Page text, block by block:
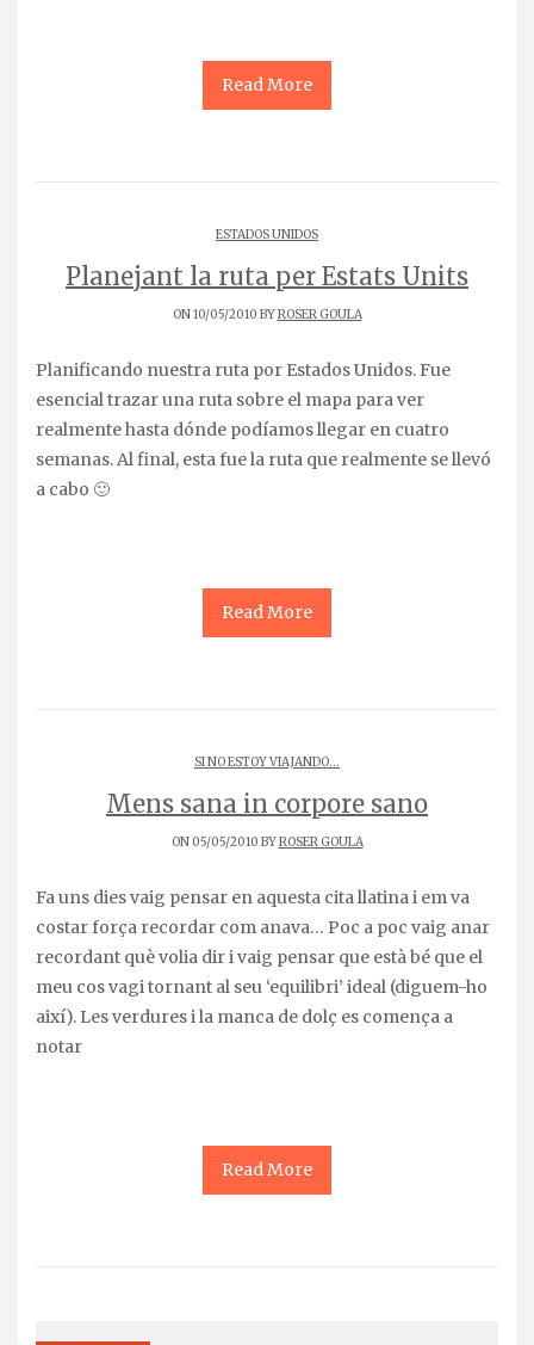
Read More
ESTADOS UNIDOS
Planejant la ruta per Estats Units
ON 10/05/2010 BYROSER GOULA
Planificando nuestra ruta por Estados Unidos. Fue
esencial trazar una ruta sobre el mapa para ver
realmente hasta dónde podíamos llegar en cuatro
semanas. Al final, esta fue la ruta que realmente se llevó
a cabo 🙂
Read More
SI NO ESTOY VIAJANDO...
Mens sana in corpore sano
ON 05/05/2010 BYROSER GOULA
Fa uns dies vaig pensar en aquesta cita llatina i em va
costar força recordar com anava… Poc a poc vaig anar
recordant què volia dir i vaig pensar que està bé que el
meu cos vagi tornant al seu ‘equilibri’ ideal (diguem-ho
així). Les verdures i la manca de dolç es comença a
notar
Read More